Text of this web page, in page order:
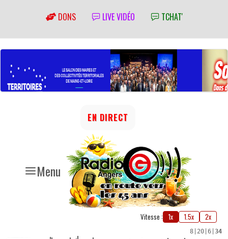
DONS LIVE VIDÉO TCHAT'
Menu
EN DIRECT
Vitesse : 1x 1.5x 2x
8 20 6 34